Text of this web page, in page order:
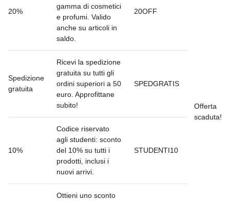
Offerta
scaduta!
20%
gamma di cosmetici
e profumi. Valido
anche su articoli in
saldo.
20OFF
Spedizione
gratuita
Ricevi la spedizione
gratuita su tutti gli
ordini superiori a 50
euro. Approfittane
subito!
SPEDGRATIS
10%
Codice riservato
agli studenti: sconto
del 10% su tutti i
prodotti, inclusi i
nuovi arrivi.
STUDENTI10
Ottieni uno sconto